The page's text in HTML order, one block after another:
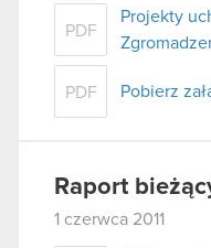
PDF
Projekty
PDF Pobierz
Raport
1 czerwca 2011